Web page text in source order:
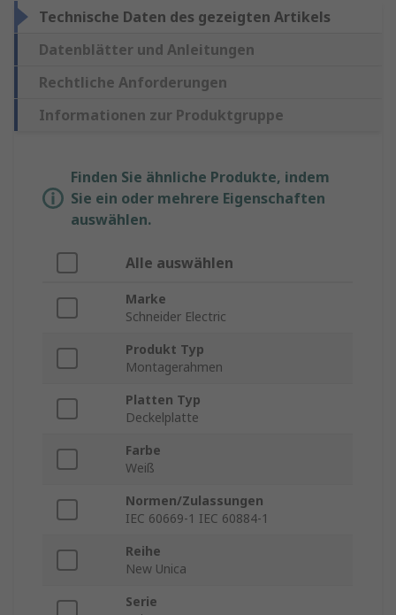
Technische Daten des gezeigten Artikels
Datenblätter und Anleitungen
Rechtliche Anforderungen
Informationen zur Produktgruppe
Finden Sie ähnliche Produkte, indem
Sie ein oder mehrere Eigenschaften
auswählen.
Alle auswählen
Marke
Schneider Electric
Produkt Typ
Montagerahmen
Platten Typ
Deckelplatte
Farbe
Weiß
Normen/Zulassungen
IEC 60669-1 IEC 60884-1
Reihe
New Unica
Serie